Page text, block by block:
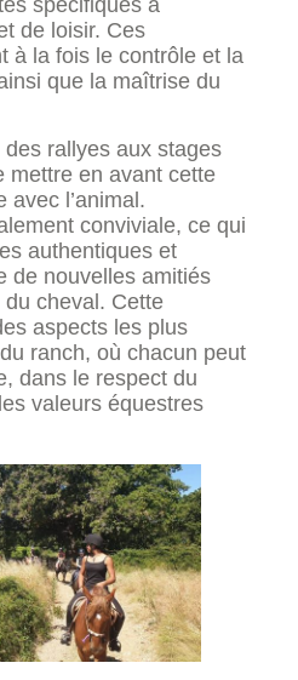
de loisir. Ces
à la fois le contrôle et la
que la maîtrise du
rallyes aux stages
mettre en avant cette
avec l’animal.
conviviale, ce qui
authentiques et
de nouvelles amitiés
cheval. Cette
aspects les plus
ranch, où chacun peut
dans le respect du
valeurs équestres